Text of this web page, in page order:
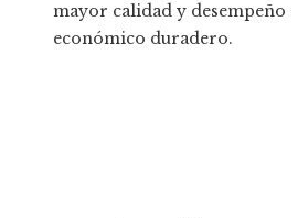
mayor calidad y desempeño
económico duradero.